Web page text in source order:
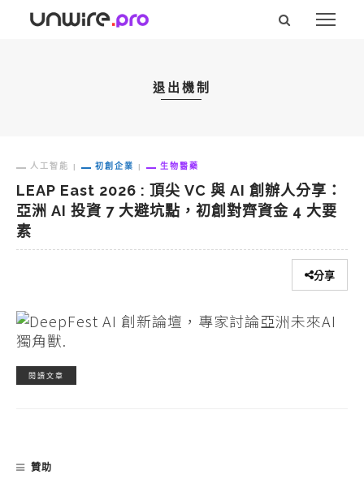
退出機制
人工智能 初創企業 生物醫藥
LEAP East 2026 : 頂尖 VC 與 AI 創辦人分享：
亞洲 AI 投資 7 大避坑點，初創對齊資金 4 大要
素
分享
閱讀文章
贊助